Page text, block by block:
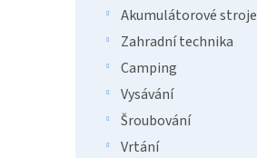
Akumulátorové stroje
Zahradní technika
Camping
Vysávání
Šroubování
Vrtání